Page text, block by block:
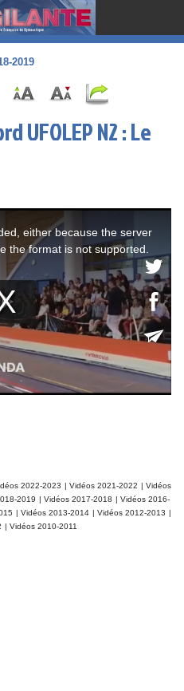
2019
UFOLEP N2 : Le
2022-2023 | Vidéos 2021-2022 | Vidéos
2019 | Vidéos 2017-2018 | Vidéos 2016-
| Vidéos 2013-2014 | Vidéos 2012-2013 |
| Vidéos 2010-2011